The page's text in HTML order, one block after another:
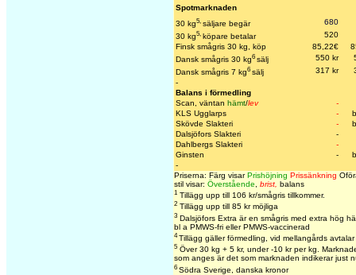
Spotmarknaden
30 kg5, säljare begär
680
30 kg5, köpare betalar
520
Finsk smågris 30 kg, köp
85,22€
Dansk smågris 30 kg6 sälj 550 kr
Dansk smågris 7 kg6 sälj 317 kr
-
Balans i förmedling
Scan, väntan hämt/lev
-
KLS Ugglarps
-
Skövde Slakteri
-
Dalsjöfors Slakteri
-
Dahlbergs Slakteri
-
Ginsten
-
-
Priserna: Färg visarPrishöjning Prissänkning
stil visar: Överstående brist, balans
1 Tillägg upp till 106 kr/smågris tillkommer.
2 Tillägg upp till 85 kr möjliga
3 Dalsjöfors Extra är en smågris med extra hög
bl a PMWS-fri eller PMWS-vaccinerad
4Tillägg gäller förmedling, vid mellangårds
5 Över 30 kg + 5 kr, under -10 kr per kg.
som anges är det som marknaden indikerar just
6 Södra Sverige, danska kronor